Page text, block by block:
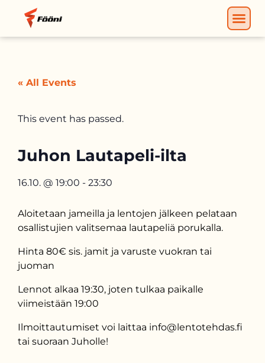
« All Events
This event has passed.
Juhon Lautapeli-ilta
16.10. @ 19:00 - 23:30
Aloitetaan jameilla ja lentojen jälkeen pelataan
osallistujien valitsemaa lautapeliä porukalla.
Hinta 80€ sis. jamit ja varuste vuokran tai
juoman
Lennot alkaa 19:30, joten tulkaa paikalle
viimeistään 19:00
Ilmoittautumiset voi laittaa info@lentotehdas.fi
tai suoraan Juholle!